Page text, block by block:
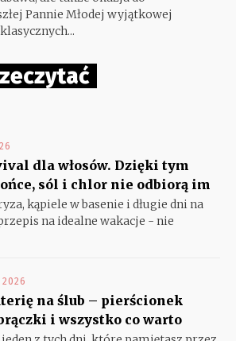
Pannie Młodej wyjątkowej
dla włosów. Dzięki tym
sól i chlor nie odbiorą im
kąpiele w basenie i długie dni na
na idealne wakacje - nie
2026
na ślub – pierścionek
i wszystko co warto